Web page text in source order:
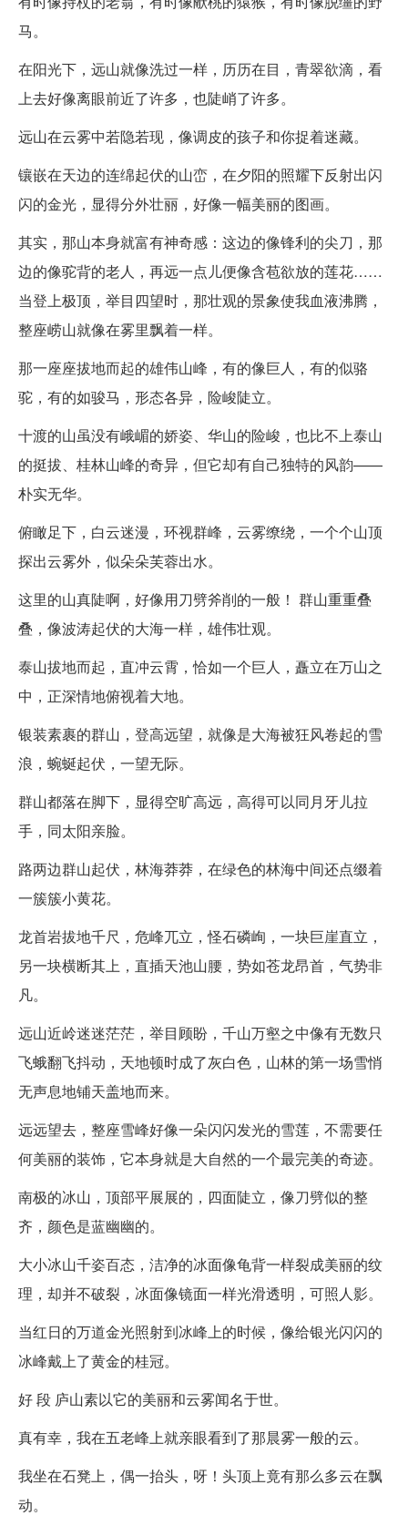
马。
在阳光下，远山就像洗过一样，历历在目，青翠欲滴，看
上去好像离眼前近了许多，也陡峭了许多。
远山在云雾中若隐若现，像调皮的孩子和你捉着迷藏。
镶嵌在天边的连绵起伏的山峦，在夕阳的照耀下反射出闪
闪的金光，显得分外壮丽，好像一幅美丽的图画。
其实，那山本身就富有神奇感：这边的像锋利的尖刀，那
边的像驼背的老人，再远一点儿便像含苞欲放的莲花……
当登上极顶，举目四望时，那壮观的景象使我血液沸腾，
整座崂山就像在雾里飘着一样。
那一座座拔地而起的雄伟山峰，有的像巨人，有的似骆
驼，有的如骏马，形态各异，险峻陡立。
十渡的山虽没有峨嵋的娇姿、华山的险峻，也比不上泰山
的挺拔、桂林山峰的奇异，但它却有自己独特的风韵——
朴实无华。
俯瞰足下，白云迷漫，环视群峰，云雾缭绕，一个个山顶
探出云雾外，似朵朵芙蓉出水。
这里的山真陡啊，好像用刀劈斧削的一般！ 群山重重叠
叠，像波涛起伏的大海一样，雄伟壮观。
泰山拔地而起，直冲云霄，恰如一个巨人，矗立在万山之
中，正深情地俯视着大地。
银装素裹的群山，登高远望，就像是大海被狂风卷起的雪
浪，蜿蜒起伏，一望无际。
群山都落在脚下，显得空旷高远，高得可以同月牙儿拉
手，同太阳亲脸。
路两边群山起伏，林海莽莽，在绿色的林海中间还点缀着
一簇簇小黄花。
龙首岩拔地千尺，危峰兀立，怪石磷峋，一块巨崖直立，
另一块横断其上，直插天池山腰，势如苍龙昂首，气势非
凡。
远山近岭迷迷茫茫，举目顾盼，千山万壑之中像有无数只
飞蛾翻飞抖动，天地顿时成了灰白色，山林的第一场雪悄
无声息地铺天盖地而来。
远远望去，整座雪峰好像一朵闪闪发光的雪莲，不需要任
何美丽的装饰，它本身就是大自然的一个最完美的奇迹。
南极的冰山，顶部平展展的，四面陡立，像刀劈似的整
齐，颜色是蓝幽幽的。
大小冰山千姿百态，洁净的冰面像龟背一样裂成美丽的纹
理，却并不破裂，冰面像镜面一样光滑透明，可照人影。
当红日的万道金光照射到冰峰上的时候，像给银光闪闪的
冰峰戴上了黄金的桂冠。
好 段 庐山素以它的美丽和云雾闻名于世。
真有幸，我在五老峰上就亲眼看到了那晨雾一般的云。
我坐在石凳上，偶一抬头，呀！头顶上竟有那么多云在飘
动。